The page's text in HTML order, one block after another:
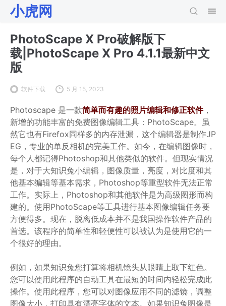
小虎网
PhotoScape X Pro破解版下
载|PhotoScape X Pro 4.1.1最新中文
版
软件下载 5 月 15, 2023
Photoscape 是一款简单而有趣的照片编辑和修正软件，
新增的功能丰富的免费图像编辑工具：PhotoScape。虽
然它也有Firefox同样多的内存泄漏，这个编辑器是制作JP
EG，专业的单反相机的完美工作。如今，在编辑图像时，
每个人都记得Photoshop和其他类似的软件。但现实情况
是，对于大知识兔小编辑，图像质量，亮度，对比度和其
他基本编辑等基本需求，Photoshop等重型软件无法正常
工作。实际上，Photoshop和其他软件是为高级图形而构
建的。使用PhotoScape等工具进行基本图像编辑任务要
方便得多。现在，脱离低成本并不是我国操作软件产品的
首选。该程序的简单性和轻便性可以被认为是使用它的一
个很好的理由。
例如，如果知识兔您打算将相机镜头从眼睛上取下红色。
您可以使用此程序的自动工具在最短的时间内轻松完成此
操作。使用此程序，您可以对图像应用不同的滤镜，调整
图像大小，打印具有漂亮字体的文本。如果知识兔图像是